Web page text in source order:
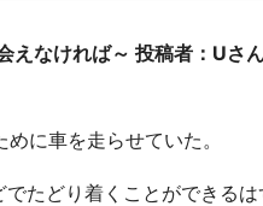
中国 鳥取
九州
もっと
えなければ～ 投稿者：Uさ
に車を走らせていた。
たどり着くことができる